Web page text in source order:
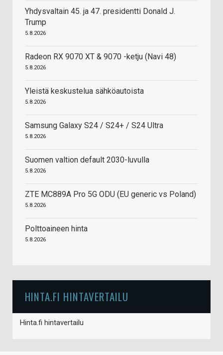
Yhdysvaltain 45. ja 47. presidentti Donald J.
Trump
5.8.2026
Radeon RX 9070 XT & 9070 -ketju (Navi 48)
5.8.2026
Yleistä keskustelua sähköautoista
5.8.2026
Samsung Galaxy S24 / S24+ / S24 Ultra
5.8.2026
Suomen valtion default 2030-luvulla
5.8.2026
ZTE MC889A Pro 5G ODU (EU generic vs Poland)
5.8.2026
Polttoaineen hinta
5.8.2026
HINTA.FI HINTAVERTAILU
Hinta.fi hintavertailu